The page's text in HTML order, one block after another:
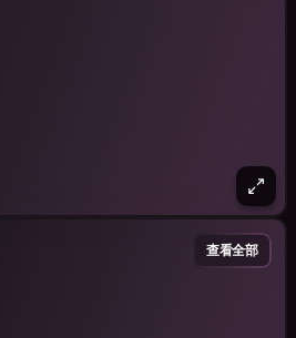
查看全部